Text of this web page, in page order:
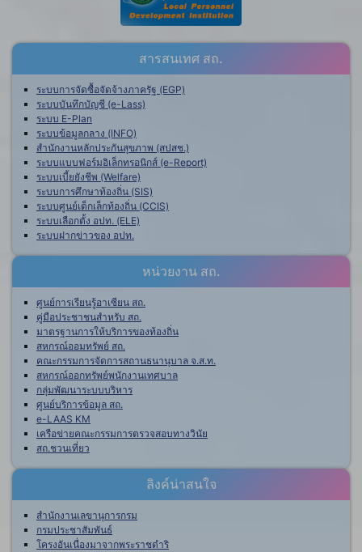
สารสนเทศ สถ.
ระบบการจัดซื้อจัดจ้างภาครัฐ (EGP)
ระบบบันทึกบัญชี (e-Lass)
ระบบ E-Plan
ระบบข้อมูลกลาง (INFO)
สำนักงานหลักประกันสุขภาพ (สปสช.)
ระบบแบบฟอร์มอิเล็กทรอนิกส์ (e-Report)
ระบบเบี้ยยังชีพ (Welfare)
ระบบการศึกษาท้องถิ่น (SIS)
ระบบศูนย์เด็กเล็กท้องถิ่น (CCIS)
ระบบเลือกตั้ง อปท. (ELE)
ระบบฝากข่าวของ อปท.
หน่วยงาน สถ.
ศูนย์การเรียนรู้อาเซียน สถ.
คู่มือประชาชนสำหรับ สถ.
มาตรฐานการให้บริการของท้องถิ่น
สหกรณ์ออมทรัพย์ สถ.
คณะกรรมการจัดการสถานธนานุบาล จ.ส.ท.
สหกรณ์ออกทรัพย์พนักงานเทศบาล
กลุ่มพัฒนาระบบบริหาร
ศูนย์บริการข้อมูล สถ.
e-LAAS KM
เครือข่ายคณะกรรมการตรวจสอบทางวินัย
สถ.ชวนเที่ยว
ลิงค์น่าสนใจ
สำนักงานเลขานุการกรม
กรมประชาสัมพันธ์
โครงอันเนื่องมาจากพระราชดำริ